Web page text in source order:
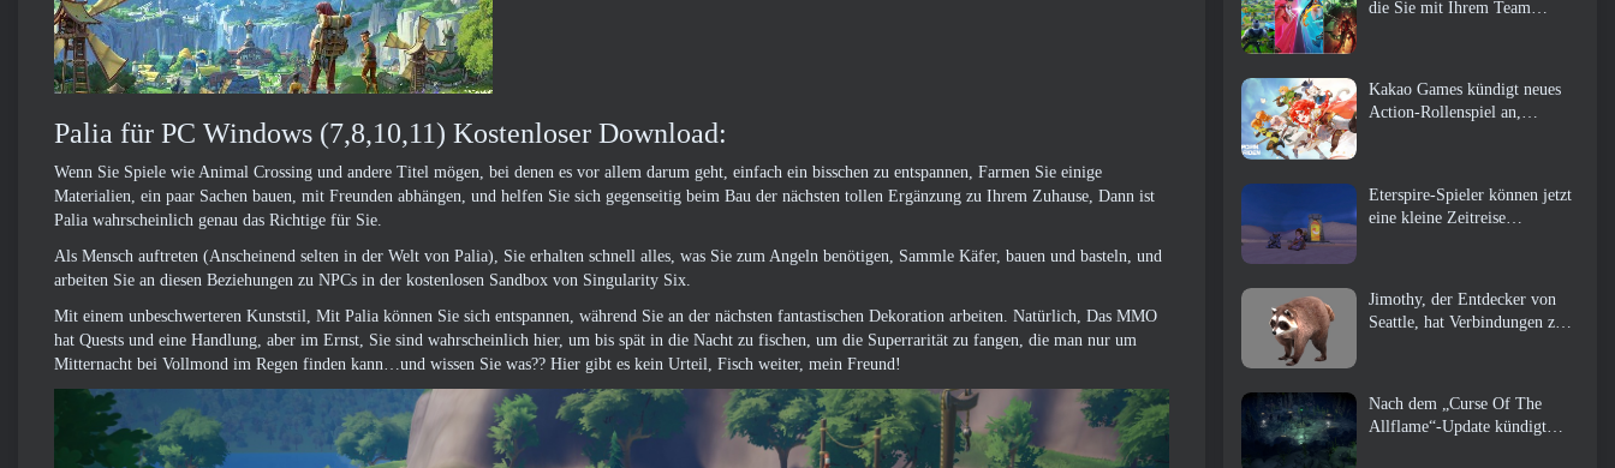
Palia für PC Windows (7,8,10,11) Kostenloser Download:
Wenn Sie Spiele wie Animal Crossing und andere Titel mögen, bei denen es vor allem darum geht, einfach ein bisschen zu entspannen, Farmen Sie einige
Materialien, ein paar Sachen bauen, mit Freunden abhängen, und helfen Sie sich gegenseitig beim Bau der nächsten tollen Ergänzung zu Ihrem Zuhause, Dann ist
Palia wahrscheinlich genau das Richtige für Sie.
Als Mensch auftreten (Anscheinend selten in der Welt von Palia), Sie erhalten schnell alles, was Sie zum Angeln benötigen, Sammle Käfer, bauen und basteln, und
arbeiten Sie an diesen Beziehungen zu NPCs in der kostenlosen Sandbox von Singularity Six.
Mit einem unbeschwerteren Kunststil, Mit Palia können Sie sich entspannen, während Sie an der nächsten fantastischen Dekoration arbeiten. Natürlich, Das MMO
hat Quests und eine Handlung, aber im Ernst, Sie sind wahrscheinlich hier, um bis spät in die Nacht zu fischen, um die Superrarität zu fangen, die man nur um
Mitternacht bei Vollmond im Regen finden kann…und wissen Sie was?? Hier gibt es kein Urteil, Fisch weiter, mein Freund!
die Sie mit Ihrem Team
Kakao Games kündigt neues
Action-Rollenspiel an,
Eterspire-Spieler können jetzt
eine kleine Zeitreise
Jimothy, der Entdecker von
Seattle, hat Verbindungen zu
Nach dem „Curse Of The
Allflame“-Update kündigt